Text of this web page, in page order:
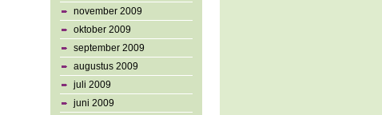
november 2009
oktober 2009
september 2009
augustus 2009
juli 2009
juni 2009